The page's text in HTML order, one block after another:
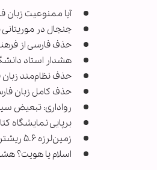
آیا ممنوعیت زبان
جنجال در
حذف فارسی از
هشدار استاد
حذف نظام‌مند زبان
حذف کامل زبان
رواداری: تبعیض
برپایی نمایشگاه
زمین‌لرزه ۵.۶ ریشتری بدخشان افغانستان را لرزاند
اسلام یا هویت؟